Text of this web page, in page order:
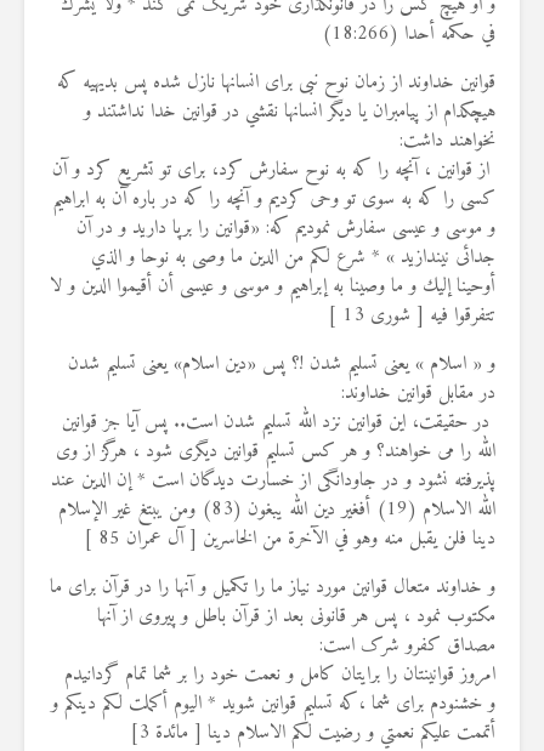
في حكمه أحدا (18:266)
قوانین خداوند از زمان نوح نبی برای انسانها نازل شده پس بديهيه كه
هيچكدام از پيامبران يا ديگر انسانها نقشي در قوانین خدا نداشتند و
نخواهند داشت:
از قوانین ، آنچه را كه به نوح سفارش كرد، براى تو تشريع كرد و آن
کسی را که به سوی تو وحى كرديم و آنچه را كه در باره آن به ابراهيم
و موسى و عيسى سفارش نموديم كه: «قوانین را برپا داريد و در آن
جدائی نیندازید » * شرع لكم من الدين ما وصى به نوحا و الذي
أوحينا إليك و ما وصينا به إبراهيم و موسى و عيسى أن أقيموا الدين و لا
تتفرقوا فيه [ شورى 13 ]
و « اسلام » یعنی تسلیم شدن !؟ پس «دین اسلام» یعنی تسلیم شدن
در مقابل قوانین خداوند:
در حقيقت، این قوانین نزد الله تسلیم شدن است.. پس آیا جز قوانین
الله را مى‌ خواهند؟ و هر كس تسلیم قوانین دیگری شود ، هرگز از وى
پذيرفته نشود و در جاودانگی از خسارت دیدگان است * إن الدين عند
الله الاسلام (19) أفغير دين الله يبغون (83) ومن يبتغ غير الإسلام
دينا فلن يقبل منه وهو في الآخرة من الخاسرين [ آل عمران 85 ]
و خداوند متعال قوانین مورد نیاز ما را تکمیل و آنها را در قرآن برای ما
مکتوب نمود ، پس هر قانونی بعد از قرآن باطل و پیروی از آنها
مصداق کفرو شرک است:
امروز قوانینتان را برايتان كامل و نعمت خود را بر شما تمام گردانيدم
و خشنودم برای شما ،که تسلیم قوانین شوید * اليوم أكملت لكم دينكم و
أتممت عليكم نعمتي و رضيت لكم الاسلام دينا [ مائدة 3]